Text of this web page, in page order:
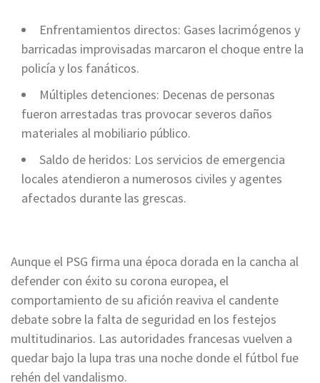
Enfrentamientos directos: Gases lacrimógenos y
barricadas improvisadas marcaron el choque entre la
policía y los fanáticos.
Múltiples detenciones: Decenas de personas
fueron arrestadas tras provocar severos daños
materiales al mobiliario público.
Saldo de heridos: Los servicios de emergencia
locales atendieron a numerosos civiles y agentes
afectados durante las grescas.
Aunque el PSG firma una época dorada en la cancha al
defender con éxito su corona europea, el
comportamiento de su afición reaviva el candente
debate sobre la falta de seguridad en los festejos
multitudinarios. Las autoridades francesas vuelven a
quedar bajo la lupa tras una noche donde el fútbol fue
rehén del vandalismo.